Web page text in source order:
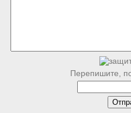
Перепишите,